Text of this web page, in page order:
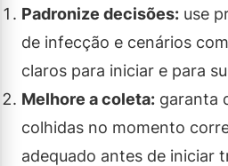
Padronize decisões: use
de infecção e cenários
claros para iniciar e para
Melhore a coleta: garanta
colhidas no momento
adequado antes de iniciar